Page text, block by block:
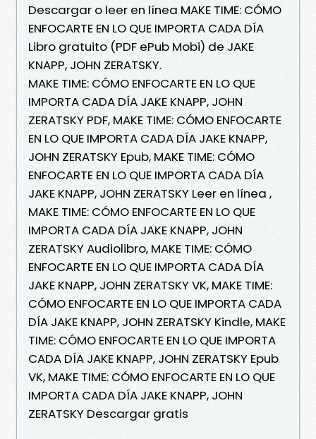
Descargar o leer en línea MAKE TIME: CÓMO
ENFOCARTE EN LO QUE IMPORTA CADA DÍA
Libro gratuito (PDF ePub Mobi) de JAKE
KNAPP, JOHN ZERATSKY.
MAKE TIME: CÓMO ENFOCARTE EN LO QUE
IMPORTA CADA DÍA JAKE KNAPP, JOHN
ZERATSKY PDF, MAKE TIME: CÓMO ENFOCARTE
EN LO QUE IMPORTA CADA DÍA JAKE KNAPP,
JOHN ZERATSKY Epub, MAKE TIME: CÓMO
ENFOCARTE EN LO QUE IMPORTA CADA DÍA
JAKE KNAPP, JOHN ZERATSKY Leer en línea ,
MAKE TIME: CÓMO ENFOCARTE EN LO QUE
IMPORTA CADA DÍA JAKE KNAPP, JOHN
ZERATSKY Audiolibro, MAKE TIME: CÓMO
ENFOCARTE EN LO QUE IMPORTA CADA DÍA
JAKE KNAPP, JOHN ZERATSKY VK, MAKE TIME:
CÓMO ENFOCARTE EN LO QUE IMPORTA CADA
DÍA JAKE KNAPP, JOHN ZERATSKY Kindle, MAKE
TIME: CÓMO ENFOCARTE EN LO QUE IMPORTA
CADA DÍA JAKE KNAPP, JOHN ZERATSKY Epub
VK, MAKE TIME: CÓMO ENFOCARTE EN LO QUE
IMPORTA CADA DÍA JAKE KNAPP, JOHN
ZERATSKY Descargar gratis